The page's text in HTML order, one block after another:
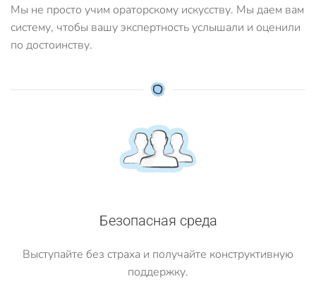
Мы не просто учим ораторскому искусству. Мы даем вам
систему, чтобы вашу экспертность услышали и оценили
по достоинству.
Безопасная среда
Выступайте без страха и получайте конструктивную
поддержку.